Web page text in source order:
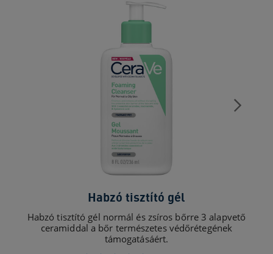
Habzó tisztító gél
Habzó tisztító gél normál és zsíros bőrre 3 alapvető
ceramiddal a bőr természetes védőrétegének
támogatásáért.